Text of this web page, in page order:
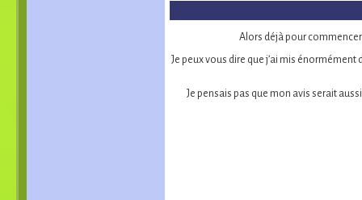
Alors déjà pour
Je peux vous dire que j’ai mis
Je pensais pas que mon avis serait